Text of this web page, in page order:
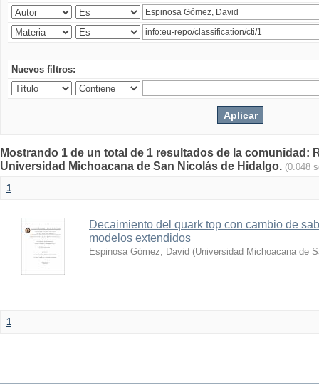
Nuevos filtros:
Mostrando 1 de un total de 1 resultados de la comunidad:
Universidad Michoacana de San Nicolás de Hidalgo. (0.048
1
Decaimiento del quark top con cambio de
modelos extendidos
Espinosa Gómez, David (Universidad Michoacana de
1